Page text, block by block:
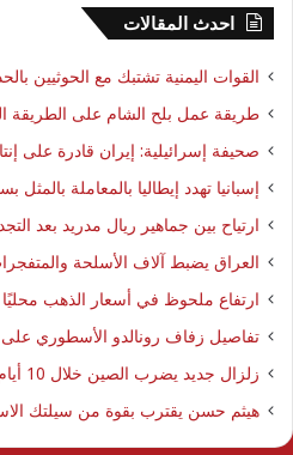
احدث المقالات
القوات اليمنية تشتبك مع الحوثيين
طريقة عمل بلح الشام على الطريقة
صحيفة إسرائيلية: إيران قادرة على
إسبانيا تهدد إيطاليا بالمعاملة
ارتياح بين جماهير ريال مدريد بعد
العراق يضبط آلاف الأسلحة
ارتفاع ملحوظ في أسعار الذهب محليًا
تفاصيل زفاف رونالدو الأسطوري
زلزال جديد يضرب الصين خلال 10 أيام
هيثم حسن يقترب بقوة من سيلتك